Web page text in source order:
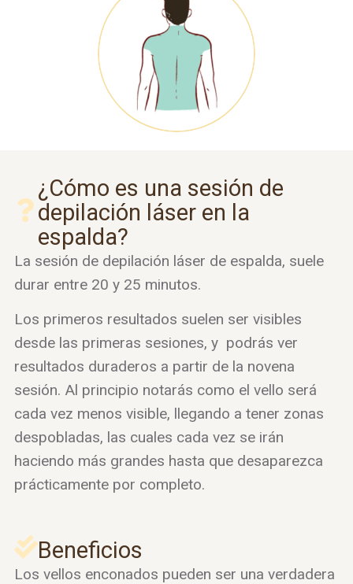
¿Cómo es una sesión de
depilación láser en la
espalda?
La sesión de depilación láser de espalda, suele
durar entre 20 y 25 minutos.
Los primeros resultados suelen ser visibles
desde las primeras sesiones, y podrás ver
resultados duraderos a partir de la novena
sesión. Al principio notarás como el vello será
cada vez menos visible, llegando a tener zonas
despobladas, las cuales cada vez se irán
haciendo más grandes hasta que desaparezca
prácticamente por completo.
Beneficios
Los vellos enconados pueden ser una verdadera